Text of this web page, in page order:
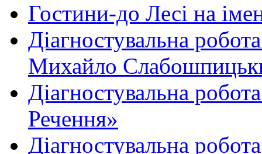
Гостини-до Лесі на
Діагностувальна
Михайло
Діагностувальна
Речення»
Діагностувальна